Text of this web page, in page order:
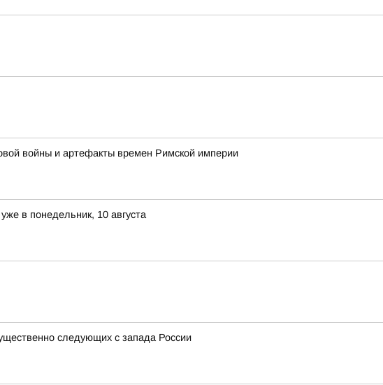
войны и артефакты времен Римской империи
в понедельник, 10 августа
следующих с запада России